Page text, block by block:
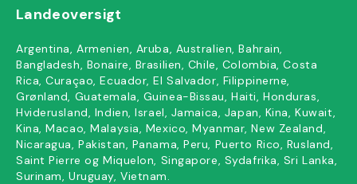
Landeoversigt
Argentina, Armenien, Aruba, Australien, Bahrain,
Bangladesh, Bonaire, Brasilien, Chile, Colombia, Costa
Rica, Curaçao, Ecuador, El Salvador, Filippinerne,
Grønland, Guatemala, Guinea-Bissau, Haiti, Honduras,
Hviderusland, Indien, Israel, Jamaica, Japan, Kina, Kuwait,
Kina, Macao, Malaysia, Mexico, Myanmar, New Zealand,
Nicaragua, Pakistan, Panama, Peru, Puerto Rico, Rusland,
Saint Pierre og Miquelon, Singapore, Sydafrika, Sri Lanka,
Surinam, Uruguay, Vietnam.